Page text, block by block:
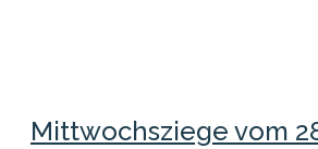
Mittwochsziege vom